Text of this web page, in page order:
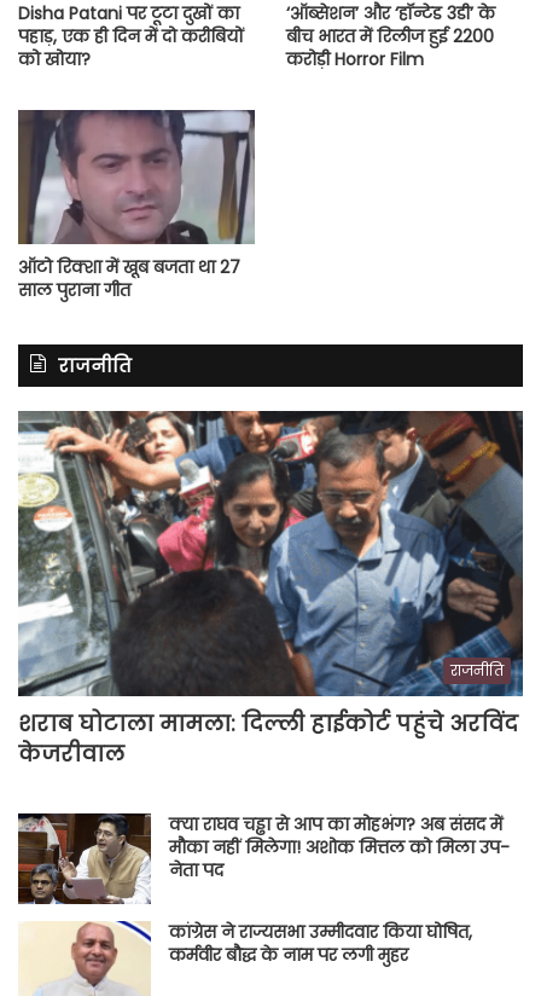
Disha Patani पर टूटा दुखों का
पहाड़, एक ही दिन में दो करीबियों
को खोया?
‘ऑब्सेशन’ और ‘हॉन्टेड 3डी’ के
बीच भारत में रिलीज हुई 2200
करोड़ी Horror Film
ऑटो रिक्शा में खूब बजता था 27
साल पुराना गीत
राजनीति
राजनीति
शराब घोटाला मामला: दिल्ली हाईकोर्ट पहुंचे अरविंद
केजरीवाल
क्या राघव चड्ढा से आप का मोहभंग? अब संसद में
मौका नहीं मिलेगा! अशोक मित्तल को मिला उप-
नेता पद
कांग्रेस ने राज्यसभा उम्मीदवार किया घोषित,
कर्मवीर बौद्ध के नाम पर लगी मुहर